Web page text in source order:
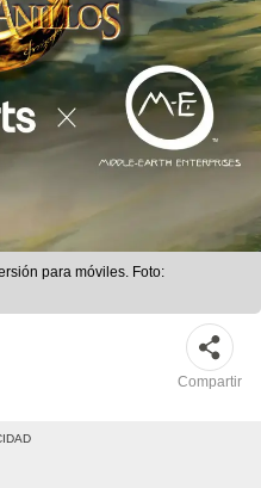
para móviles. Foto:
Compartir